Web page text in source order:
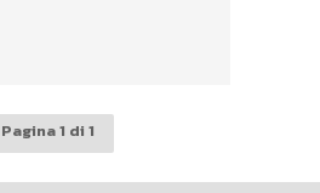
Pagina 1 di 1